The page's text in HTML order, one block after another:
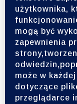
Zapisz
Bądź na
wydarzeniami!